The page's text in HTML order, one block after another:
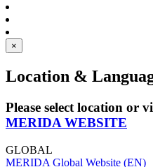
×
Location &
Please select location or
MERIDA WEBSITE
GLOBAL
MERIDA Global Website (EN)